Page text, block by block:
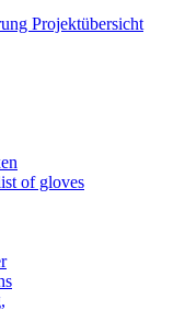
Projektübersicht
of gloves